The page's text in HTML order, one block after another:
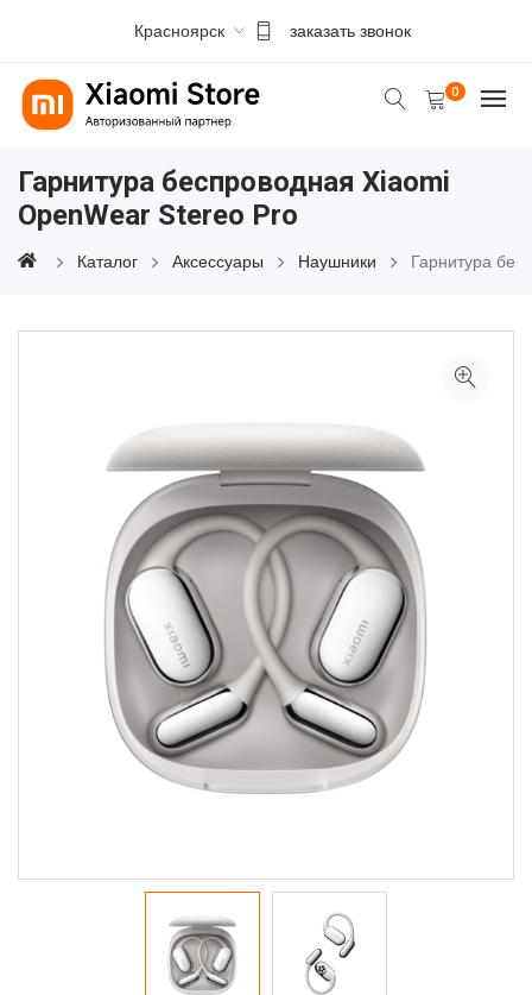
Красноярск заказать звонок
0
Гарнитура беспроводная Xiaomi
OpenWear Stereo Pro
Каталог Аксессуары Наушники Гарнитура